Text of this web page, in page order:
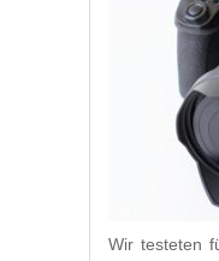
Wir testeten